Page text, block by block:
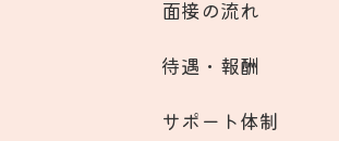
面接の流れ
待遇・報酬
サポート体制